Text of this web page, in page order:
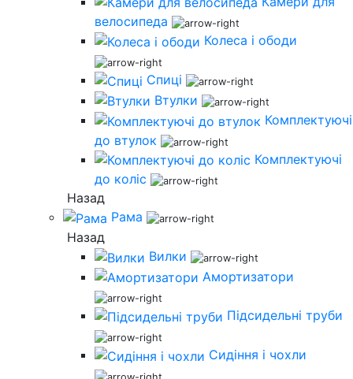
велосипеда
Колеса і ободи
Спиці
Втулки
Комплектуючі
до втулок
Комплектуючі
до коліс
Назад
Рама
Назад
Вилки
Амортизатори
Підсидельні труби
Сидіння і чохли